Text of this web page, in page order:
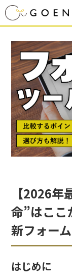
Skip
to
the
content
【2026
命”はここ
新フォー
はじめに